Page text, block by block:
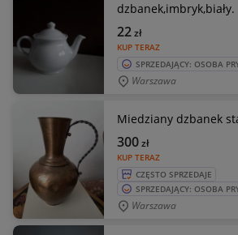
dzbanek,imbryk,biały.
KUP TERAZ
22zł
SPRZEDAJĄCY: OSOBA
Warszawa
Miedziany dzbanek
KUP TERAZ
300zł
CZĘSTO SPRZEDAJE
SPRZEDAJĄCY: OSOBA
Warszawa